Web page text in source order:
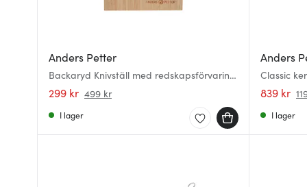
Anders Petter
Backaryd Knivställ med redskapsförvaring
Bambu
299 kr 499 kr
I lager
Anders
Classic
839 kr
I lager